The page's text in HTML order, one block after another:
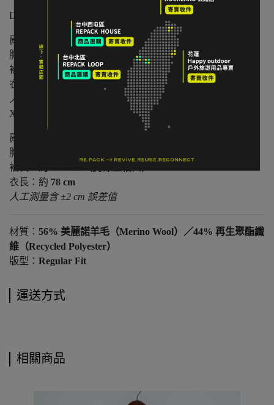
L碼：
肩寬：約
胸寬平量：約58 cm
袖長：約
cm（肩線至袖口）
衣長：約
人工測量含 ±2 cm 誤差值
XL碼：
肩寬：約
胸寬平量：約
袖長：約
衣長：約 78 cm
人工測量含 ±2 cm 誤差值
材質： 56% 美麗諾羊毛（Merino Wool）／44% 再生聚酯纖
維（Recycled Polyester）
版型： Regular Fit
運送方式
相關商品